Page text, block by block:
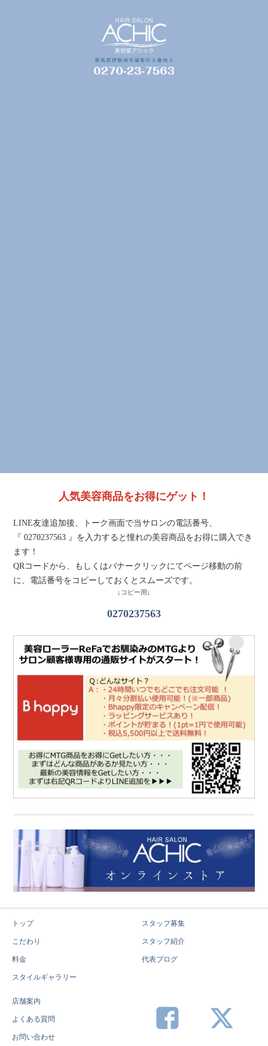
人気美容商品をお得にゲット！
LINE友達追加後、トーク画面で当サロンの電話番号、
『 0270237563 』を入力すると憧れの美容商品をお得に購入でき
ます！
QRコードから、もしくはバナークリックにてページ移動の前
に、電話番号をコピーしておくとスムーズです。
↓コピー用↓
0270237563
トップ
こだわり
料金
スタイルギャラリー
スタッフ募集
スタッフ紹介
代表ブログ
店舗案内
よくある質問
お問い合わせ